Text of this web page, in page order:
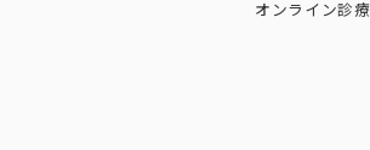
オンライン診療